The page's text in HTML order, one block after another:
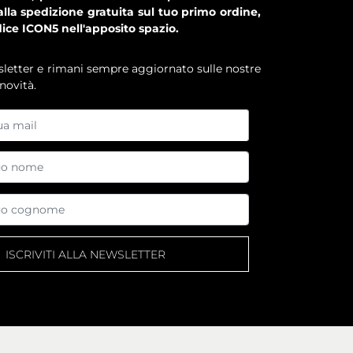
spedizione gratuita sul tuo primo ordine,
ICON5 nell'apposito spazio.
e rimani sempre aggiornato sulle nostre